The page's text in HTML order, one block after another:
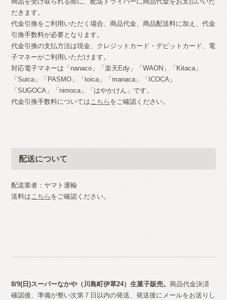
だきます。
代金引換をご利用いただく場合、商品代金、商品配送料に加え、代金
引換手数料が必要となります。
代金引換の支払方法は現金、クレジットカード・デビットカード、電
子マネーがご利用いただけます。
対応電子マネーは「nanaco」「楽天Edy」「WAON」「Kitaca」
「Suica」「PASMO」「toica」「manaca」「ICOCA」
「SUGOCA」「nimoca」「はやかけん」です。
代金引換手数料についてはこちら をご確認ください。
配送について
配送業者：ヤマト運輸
送料はこちら をご確認ください。
8/9(日)スーパーなかや（川島町伊草24）生菓子販売。商品代金決済
確認後、準備が整い次第７日以内の発送、発送後にメールをお送りし